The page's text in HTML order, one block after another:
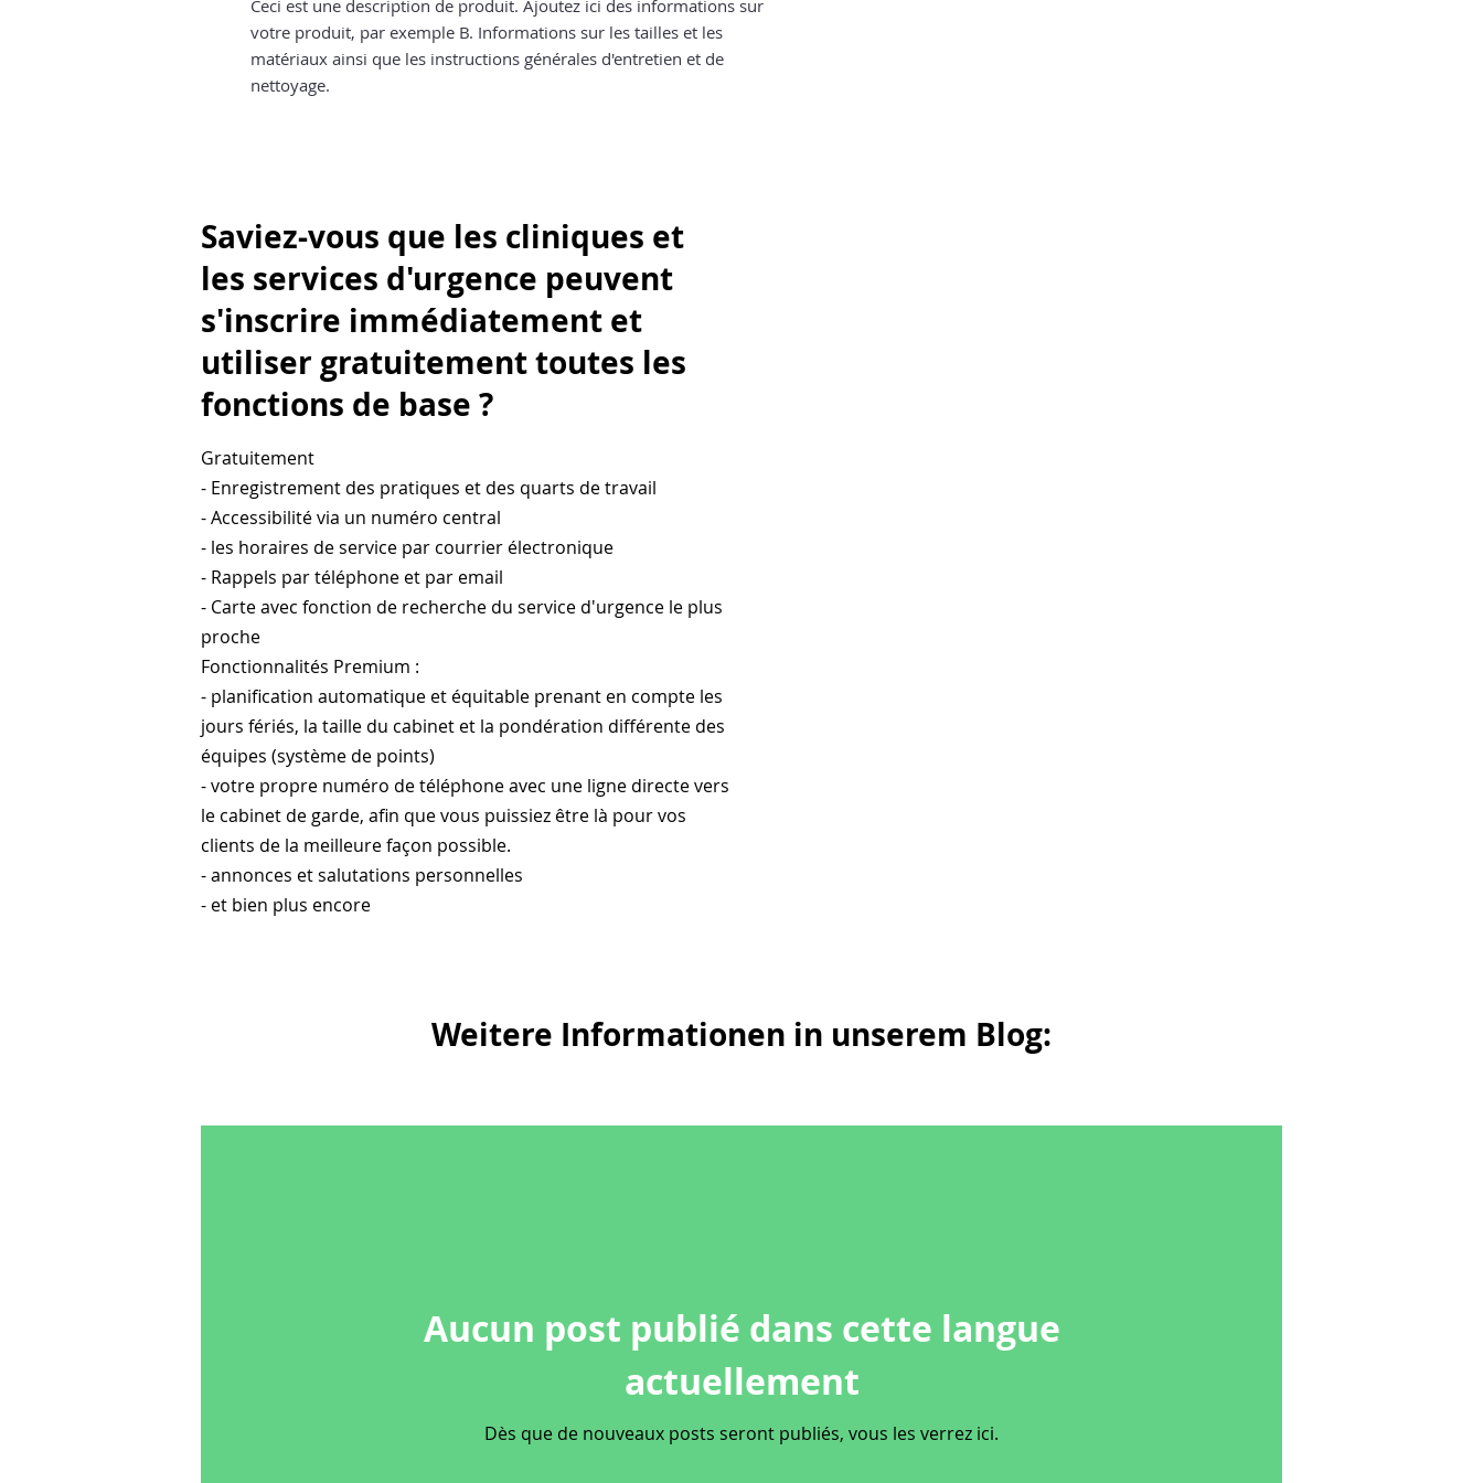
Ceci est une description de produit. Ajoutez ici des informations sur
votre produit, par exemple B. Informations sur les tailles et les
matériaux ainsi que les instructions générales d'entretien et de
nettoyage.
Saviez-vous que les cliniques et
les services d'urgence peuvent
s'inscrire immédiatement et
utiliser gratuitement toutes les
fonctions de base ?
Gratuitement
- Enregistrement des pratiques et des quarts de travail
- Accessibilité via un numéro central
- les horaires de service par courrier électronique
- Rappels par téléphone et par email
- Carte avec fonction de recherche du service d'urgence le plus
proche
Fonctionnalités Premium :
- planification automatique et équitable prenant en compte les
jours fériés, la taille du cabinet et la pondération différente des
équipes (système de points)
- votre propre numéro de téléphone avec une ligne directe vers
le cabinet de garde, afin que vous puissiez être là pour vos
clients de la meilleure façon possible.
- annonces et salutations personnelles
- et bien plus encore
Weitere Informationen in unserem Blog:
Aucun post publié dans cette langue
actuellement
Dès que de nouveaux posts seront publiés, vous les verrez ici.